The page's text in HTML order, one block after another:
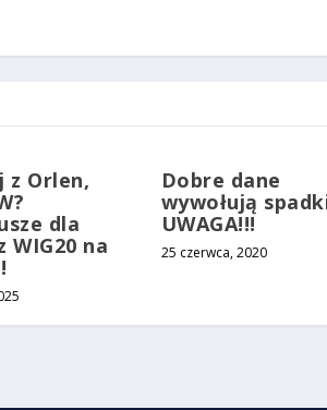
z Orlen,
dla
WIG20 na
Dobre dane
wywołują
UWAGA!!!
25 czerwca, 2020